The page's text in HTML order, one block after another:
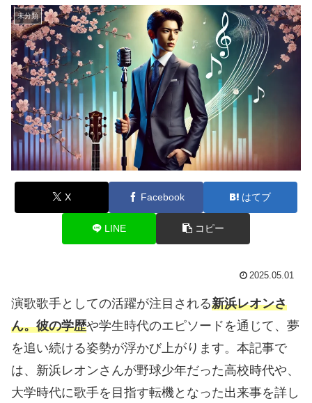
未分類
X Facebook はてブ
LINE コピー
2025.05.01
演歌歌手としての活躍が注目される新浜レオンさ
ん。彼の学歴や学生時代のエピソードを通じて、夢
を追い続ける姿勢が浮かび上がります。本記事で
は、新浜レオンさんが野球少年だった高校時代や、
大学時代に歌手を目指す転機となった出来事を詳し